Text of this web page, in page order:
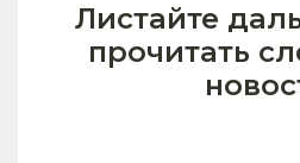
Листайте
прочитать